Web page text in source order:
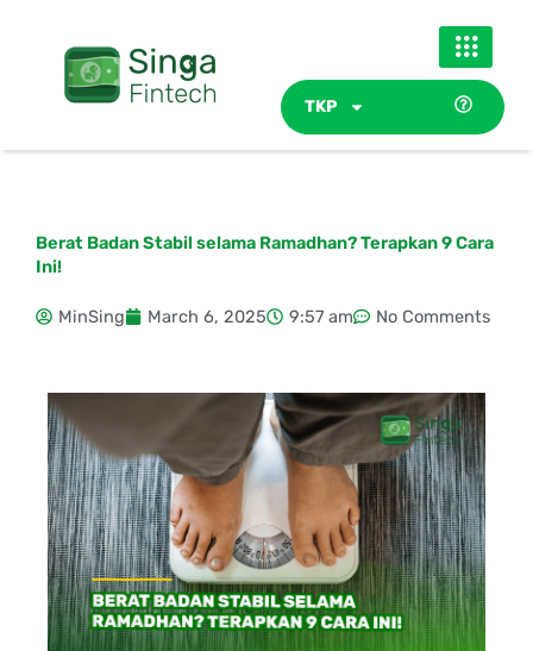
TKP
Berat Badan Stabil selama Ramadhan? Terapkan 9 Cara
Ini!
MinSing March 6, 2025 9:57 am No Comments